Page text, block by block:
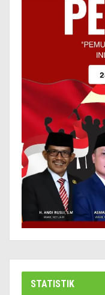
STATISTIK